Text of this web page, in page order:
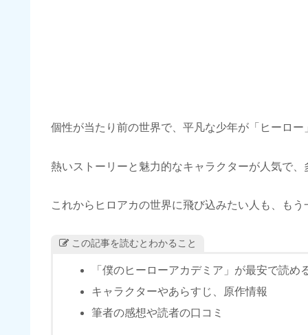
個性が当たり前の世界で、平凡な少年が「ヒーロー
熱いストーリーと魅力的なキャラクターが人気で
これからヒロアカの世界に飛び込みたい人も、も
この記事を読むとわかること
「僕のヒーローアカデミア」が最安で読
キャラクターやあらすじ、原作情報
筆者の感想や読者の口コミ